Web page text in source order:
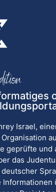
Israel,
geprüfte und
das